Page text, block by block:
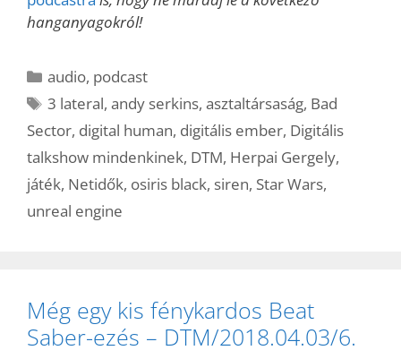
hanganyagokról!
Kategória
audio, podcast
Címkék
3 lateral,andy serkins,asztaltársaság, Bad
Sector, digital human, digitális ember, Digitális
talkshow mindenkinek, DTM, Herpai Gergely,
játék, Netidők, osiris black, siren, Star Wars,
unreal engine
Még egy kis fénykardos Beat
Saber-ezés – DTM/2018.04.03/6.